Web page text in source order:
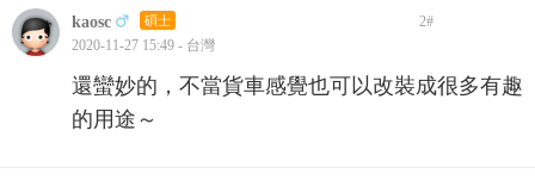
kaosc 碩士 2#
2020-11-27 15:49 - 台灣
還蠻妙的，不當貨車感覺也可以改裝成很多有趣
的用途～